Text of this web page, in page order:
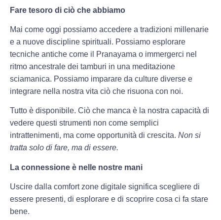
Fare tesoro di ciò che abbiamo
Mai come oggi possiamo accedere a tradizioni millenarie
e a nuove discipline spirituali. Possiamo esplorare
tecniche antiche come il Pranayama o immergerci nel
ritmo ancestrale dei tamburi in una meditazione
sciamanica. Possiamo imparare da culture diverse e
integrare nella nostra vita ciò che risuona con noi.
Tutto è disponibile. Ciò che manca è la nostra capacità di
vedere questi strumenti non come semplici
intrattenimenti, ma come opportunità di crescita. Non si
tratta solo di fare, ma di essere.
La connessione è nelle nostre mani
Uscire dalla comfort zone digitale significa scegliere di
essere presenti, di esplorare e di scoprire cosa ci fa stare
bene.